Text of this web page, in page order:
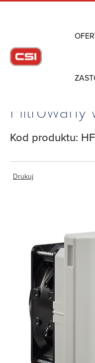
Filtrowany
Kod produktu:
Drukuj